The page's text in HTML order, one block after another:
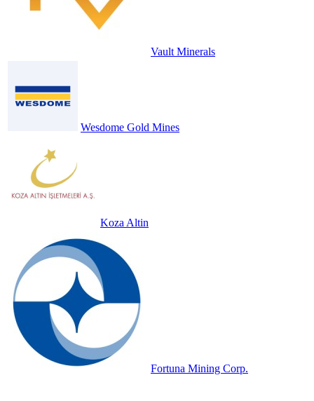
Vault Minerals
Wesdome Gold Mines
Koza Altin
Fortuna Mining Corp.